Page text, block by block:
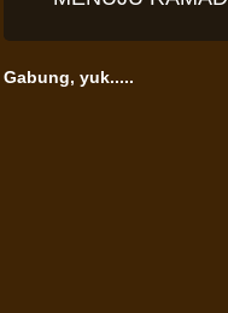
Gabung, yuk.....